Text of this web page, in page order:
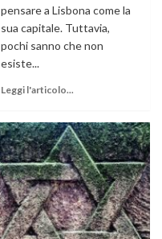
pensare a Lisbona come la
sua capitale. Tuttavia,
pochi sanno che non
esiste...
Leggi l'articolo...